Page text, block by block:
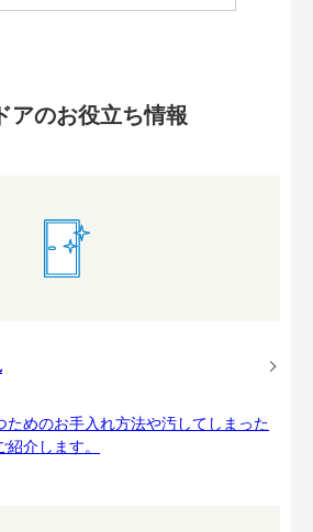
アのお役立ち情報
ためのお手入れ方法や汚してしまった
介します。